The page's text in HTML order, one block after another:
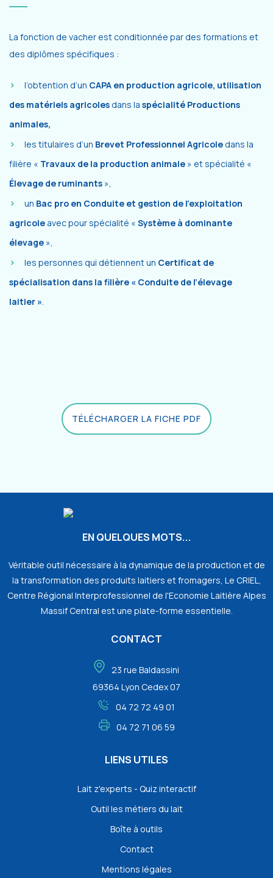
La fonction de vacher est conditionnée par des formations et
des diplômes spécifiques :
l’obtention d’un CAPA en production agricole, utilisation
des matériels agricoles dans la spécialité Productions
animales,
les titulaires d’un Brevet Professionnel Agricole dans la
filière « Travaux de la production animale » et spécialité «
Élevage de ruminants »,
un Bac pro en Conduite et gestion de l’exploitation
agricole avec pour spécialité « Système à dominante
élevage »,
les personnes qui détiennent un Certificat de
spécialisation dans la filière « Conduite de l’élevage
laitier »
TÉLÉCHARGER LA FICHE PDF
EN QUELQUES MOTS...
Véritable outil nécessaire à la dynamique de la production et de
la transformation des produits laitiers et fromagers, Le CRIEL,
Centre Régional Interprofessionnel de l'Economie Laitière Alpes
Massif Central est une plate-forme essentielle.
CONTACT
23 rue Baldassini
69364 Lyon Cedex 07
04 72 72 49 01
04 72 71 06 59
LIENS UTILES
Lait z'experts - Quiz interactif
Outil les métiers du lait
Boîte à outils
Contact
Mentions légales